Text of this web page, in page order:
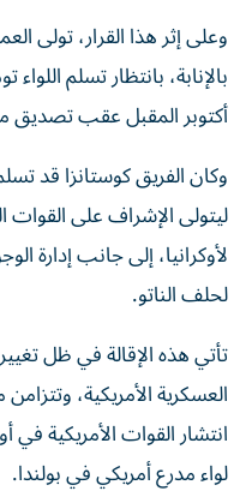
وعلى إثر هذا القرار، تولى
بالإنابة، بانتظار تسلم
أكتوبر المقبل عقب تصديق
ليتولى الإشراف على
لأوكرانيا، إلى جانب إدارة
لحلف الناتو.
تأتي هذه الإقالة في ظل
العسكرية الأمريكية،
انتشار القوات الأمريكية
لواء مدرع أمريكي في بولندا.